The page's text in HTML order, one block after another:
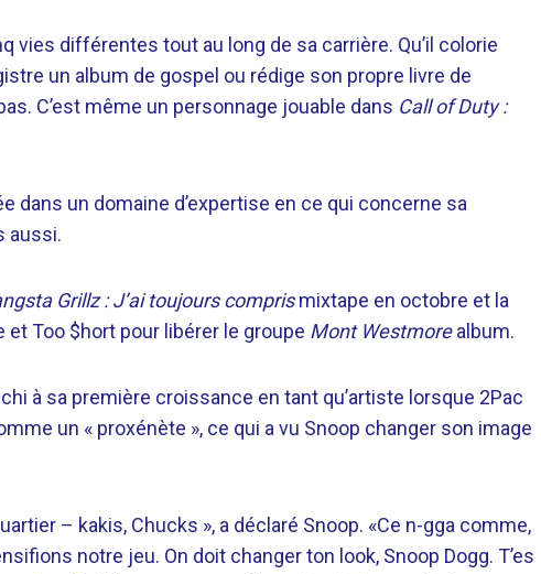
vies différentes tout au long de sa carrière. Qu’il colorie
un album de gospel ou rédige son propre livre de
C’est même un personnage jouable dans Call of Duty :
dans un domaine d’expertise en ce qui concerne sa
aussi.
Grillz : J’ai toujours comprismixtape en octobre et la
et Too $hort pour libérer le groupe Mont Westmorealbum.
à sa première croissance en tant qu’artiste lorsque 2Pac
un « proxénète », ce qui a vu Snoop changer son image
– kakis, Chucks », a déclaré Snoop. «Ce n-gga comme,
notre jeu. On doit changer ton look, Snoop Dogg. T’es